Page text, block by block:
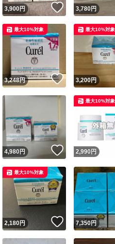
いね！
3,900円 いいね！
3,780円
ね！
3,248円 いいね！
最大10%対象
3,200円
最大10%対象
いね！
4,980円 いいね！
2,990 円
最大10%対象
いね！
2,180円 いいね！
最大10%対象
7,350円